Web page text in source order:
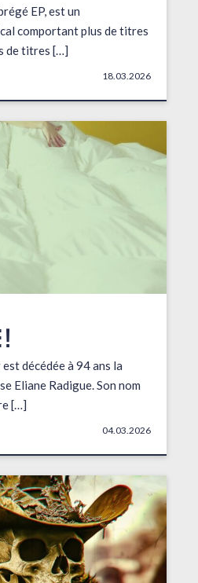
EP, est un
comportant plus de titres
de titres […]
18.03.2026
!
décédée à 94 ans la
Eliane Radigue. Son nom
[…]
04.03.2026